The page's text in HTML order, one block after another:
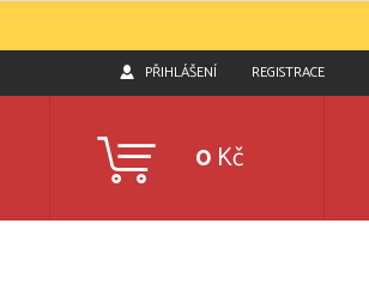
PŘIHLÁŠENÍ REGISTRACE
0 Kč